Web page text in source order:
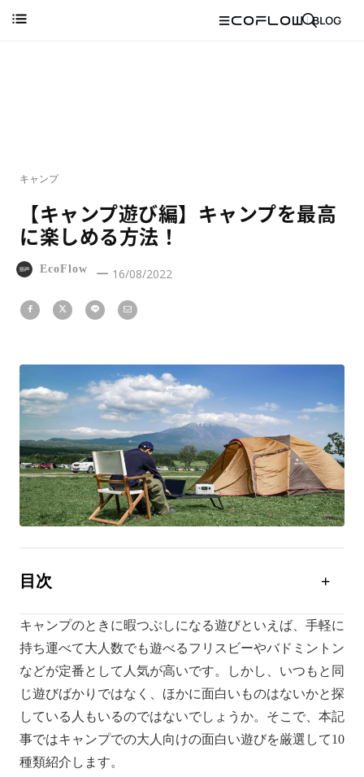
キャンプ
【キャンプ遊び編】キャンプを最高
に楽しめる方法！
EcoFlow 16/08/2022
目次
に
遊ぶときに注意したほうが良い点とは
キャンプでは必要道具が少ない遊びがおすすめ
キャンプのときに暇つぶしになる遊びといえば、手軽に
持ち運べて大人数でも遊べるフリスビーやバドミントン
などが定番として人気が高いです。しかし、いつもと同
じ遊びばかりではなく、ほかに面白いものはないかと探
している人もいるのではないでしょうか。そこで、本記
事ではキャンプでの大人向けの面白い遊びを厳選して10
種類紹介します。